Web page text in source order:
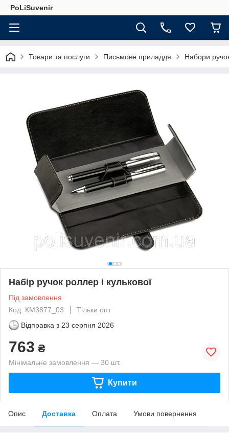
PoLiSuvenir
Товари та послуги Письмове приладдя Набори
Набір ручок роллер і кулькової
Під замовлення
Код: КМ3877_03
Тільки опт
Відправка з 23 серпня 2026
763 ₴
Мінімальне замовлення — 30 шт.
Купити
Опис Доставка Оплата Умови повернення